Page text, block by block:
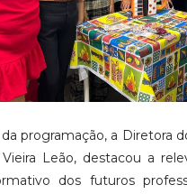
programação, a Diretora
Vieira Leão, destacou a
dos futuros